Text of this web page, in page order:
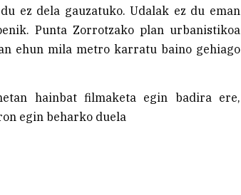
ez dela gauzatuko. Udalak ez du eman
Punta Zorrotzako plan urbanistikoa
ehun mila metro karratu baino gehiago
hainbat filmaketa egin badira ere,
egin beharko duela